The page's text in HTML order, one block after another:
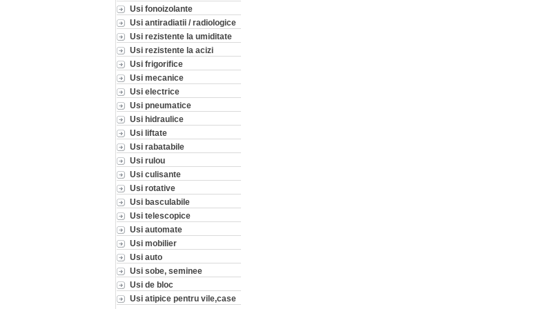
Usi fonoizolante
Usi antiradiatii / radiologice
Usi rezistente la umiditate
Usi rezistente la acizi
Usi frigorifice
Usi mecanice
Usi electrice
Usi pneumatice
Usi hidraulice
Usi liftate
Usi rabatabile
Usi rulou
Usi culisante
Usi rotative
Usi basculabile
Usi telescopice
Usi automate
Usi mobilier
Usi auto
Usi sobe, seminee
Usi de bloc
Usi atipice pentru vile,case